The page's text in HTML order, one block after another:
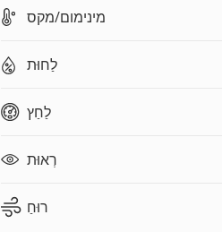
מינימום/מקס
לַחוּת
לַחַץ
רְאוּת
רוּחַ